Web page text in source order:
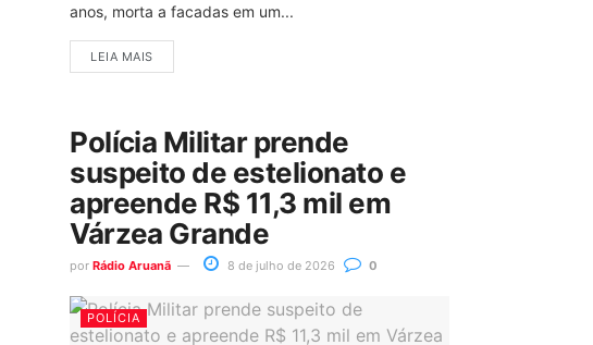
anos, morta a facadas em um...
LEIA MAIS
Polícia Militar prende
suspeito de estelionato e
apreende R$ 11,3 mil em
Várzea Grande
por Rádio Aruanã 8 de julho de 2026 0
POLÍCIA